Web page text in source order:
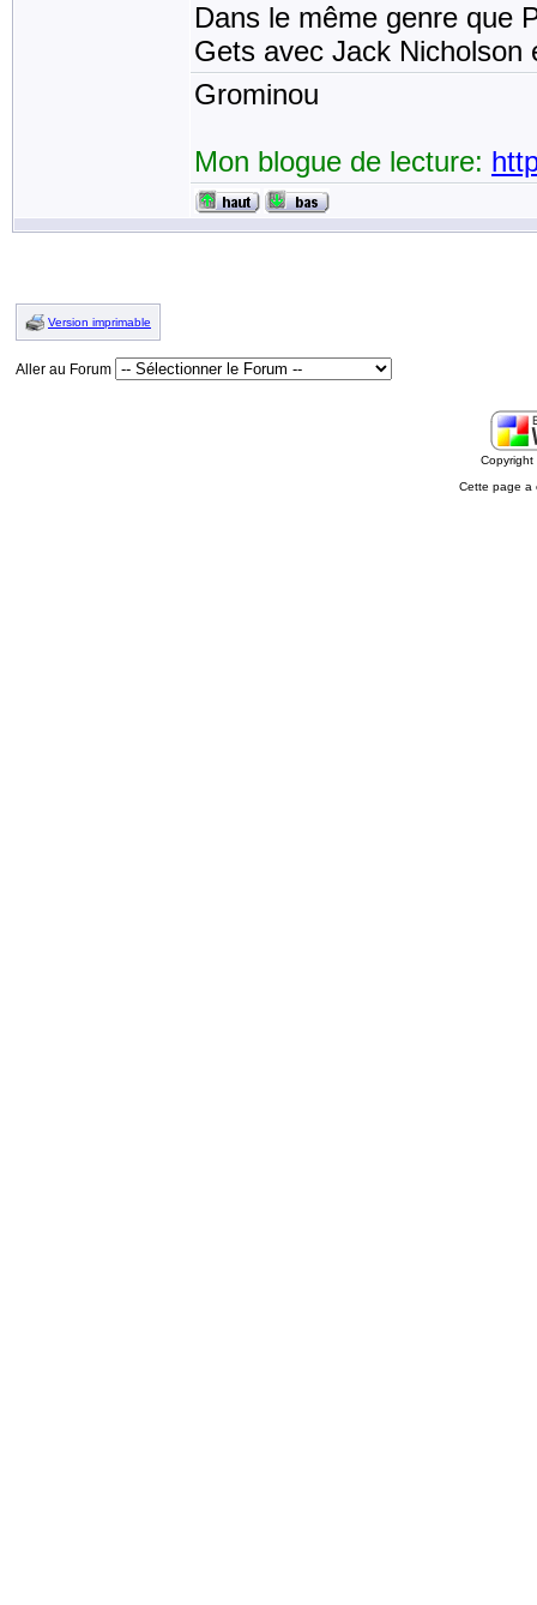
Dans le même genre que
Gets avec Jack Nicholson
Grominou
Mon blogue de lecture:
Version imprimable
Aller au Forum
Cette page a